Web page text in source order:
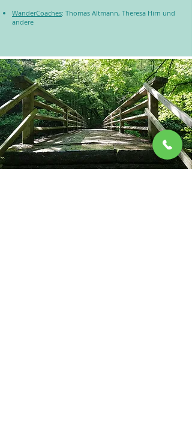
WanderCoaches: Thomas Altmann, Theresa Hirn und
andere